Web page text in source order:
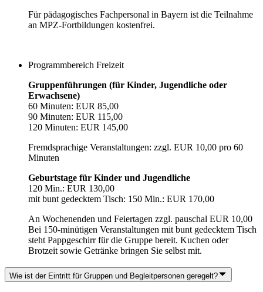
Für pädagogisches Fachpersonal in Bayern ist die Teilnahme
an MPZ-Fortbildungen kostenfrei.
Programmbereich Freizeit
Gruppenführungen (für Kinder, Jugendliche oder
Erwachsene)
60 Minuten: EUR 85,00
90 Minuten: EUR 115,00
120 Minuten: EUR 145,00
Fremdsprachige Veranstaltungen: zzgl. EUR 10,00 pro 60
Minuten
Geburtstage für Kinder und Jugendliche
120 Min.: EUR 130,00
mit bunt gedecktem Tisch: 150 Min.: EUR 170,00
An Wochenenden und Feiertagen zzgl. pauschal EUR 10,00
Bei 150-minütigen Veranstaltungen mit bunt gedecktem Tisch
steht Pappgeschirr für die Gruppe bereit. Kuchen oder
Brotzeit sowie Getränke bringen Sie selbst mit.
Wie ist der Eintritt für Gruppen und Begleitpersonen geregelt?